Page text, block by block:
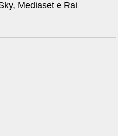
Mediaset e Rai